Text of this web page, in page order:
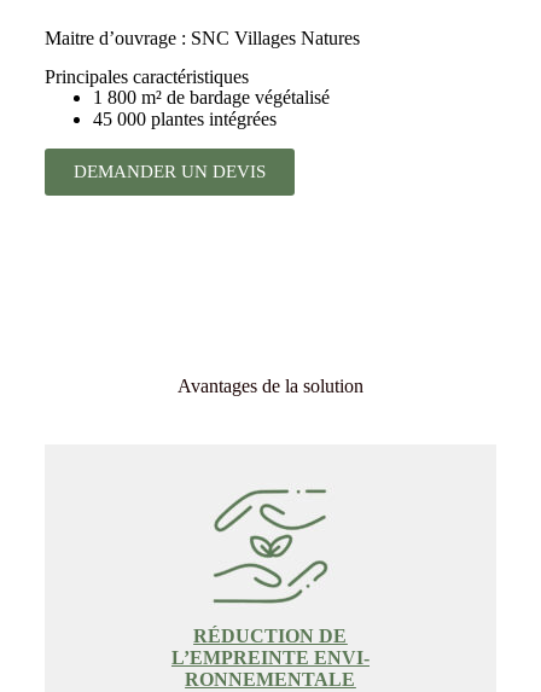
Maitre d’ouvrage : SNC Villages Natures
Principales caractéristiques
1 800 m² de bardage végétalisé
45 000 plantes intégrées
DEMANDER UN DEVIS
Avantages de la solution
RÉDUCTION DE
L’EMPREINTE ENVI-
RONNEMENTALE